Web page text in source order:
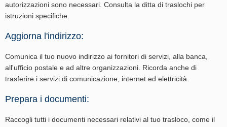
autorizzazioni sono necessari. Consulta la ditta di traslochi per
istruzioni specifiche.
Aggiorna l'indirizzo:
Comunica il tuo nuovo indirizzo ai fornitori di servizi, alla banca,
all'ufficio postale e ad altre organizzazioni. Ricorda anche di
trasferire i servizi di comunicazione, internet ed elettricità.
Prepara i documenti:
Raccogli tutti i documenti necessari relativi al tuo trasloco, come il